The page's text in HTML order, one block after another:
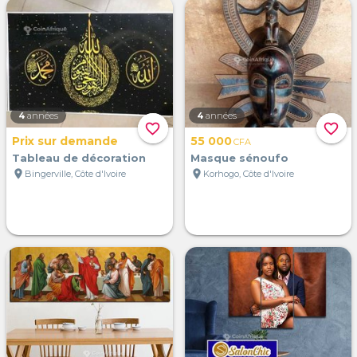
favorite_border
4 années
Prix sur demande
Tableau de décoration
location_on Bingerville, Côte d'Ivoire
favorite_border
4 années
55 000CFA
Masque sénoufo
location_on Korhogo, Côte d'Ivoire